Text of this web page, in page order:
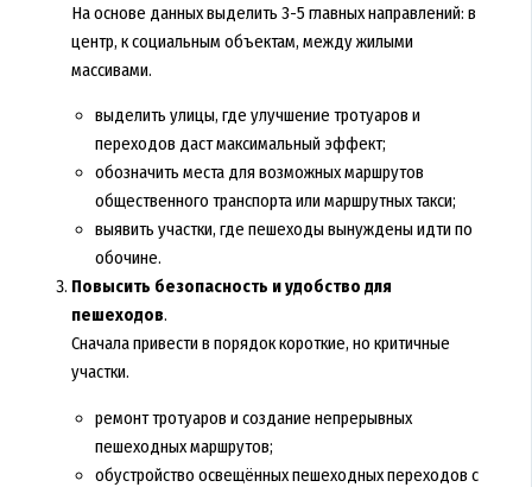
На основе данных выделить 3-5 главных направлений: в
центр, к социальным объектам, между жилыми
массивами.
выделить улицы, где улучшение тротуаров и
переходов даст максимальный эффект;
обозначить места для возможных маршрутов
общественного транспорта или маршрутных такси;
выявить участки, где пешеходы вынуждены идти по
обочине.
Повысить безопасность и удобство для
пешеходов.
Сначала привести в порядок короткие, но критичные
участки.
ремонт тротуаров и создание непрерывных
пешеходных маршрутов;
обустройство освещённых пешеходных переходов с